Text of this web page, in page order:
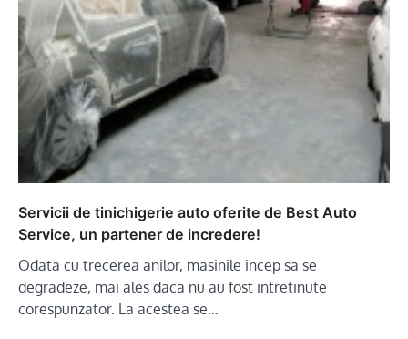
Servicii de tinichigerie auto oferite de Best Auto
Service, un partener de incredere!
Odata cu trecerea anilor, masinile incep sa se
degradeze, mai ales daca nu au fost intretinute
corespunzator. La acestea se…